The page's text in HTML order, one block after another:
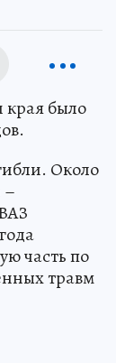
края было
Около
–
часть по
травм